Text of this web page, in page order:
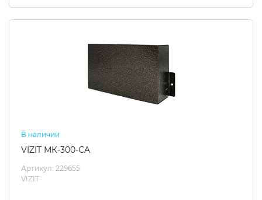
В наличии
VIZIT МК-300-СA
Артикул: 229655
VIZIT